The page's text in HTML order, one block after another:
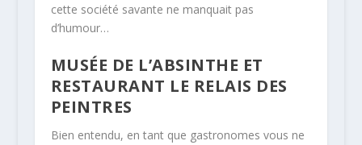
cette société savante ne manquait pas
d’humour…
MUSÉE DE L’ABSINTHE ET
RESTAURANT LE RELAIS DES
PEINTRES
Bien entendu, en tant que gastronomes vous ne